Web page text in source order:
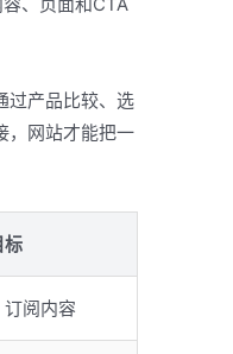
过产品比较、选
，网站才能把一
标
阅内容